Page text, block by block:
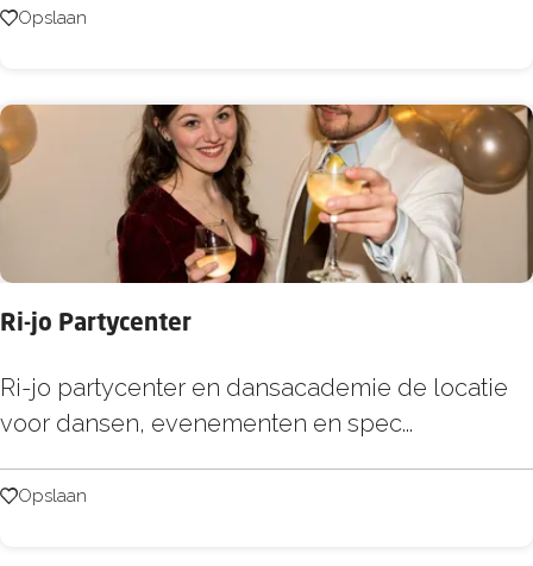
b
’
s
c
n
a
i
r
Opslaan
Opslaan
Ri-jo Partycenter
R
i
j
Ri-jo partycenter en dansacademie de locatie
voor dansen, evenementen en spec...
Opslaan
Opslaan